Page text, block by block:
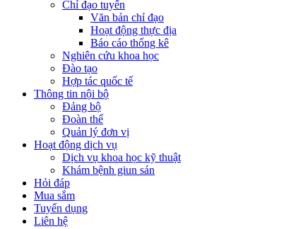
Chỉ đạo tuyến
Văn bản chỉ đạo
Hoạt động thực địa
Báo cáo thống kê
Nghiên cứu khoa học
Đào tạo
Hợp tác quốc tế
Thông tin nội bộ
Đảng bộ
Đoàn thể
Quản lý đơn vị
Hoạt động dịch vụ
Dịch vụ khoa học kỹ thuật
Khám bệnh giun sán
Hỏi đáp
Mua sắm
Tuyển dụng
Liên hệ